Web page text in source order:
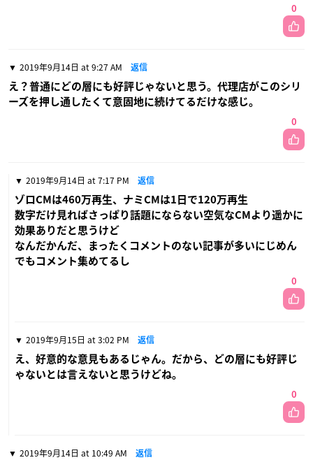
0
2019年9月14日 at 9:27 AM 返信
え？普通にどの層にも好評じゃないと思う。代理店がこのシリ
ーズを押し通したくて意固地に続けてるだけな感じ。
0
2019年9月14日 at 7:17 PM 返信
ゾロCMは460万再生、ナミCMは1日で120万再生
数字だけ見ればさっぱり話題にならない空気なCMより遥かに
効果ありだと思うけど
なんだかんだ、まったくコメントのない記事が多いにじめん
でもコメント集めてるし
0
2019年9月15日 at 3:02 PM 返信
え、好意的な意見もあるじゃん。だから、どの層にも好評じ
ゃないとは言えないと思うけどね。
0
2019年9月14日 at 10:49 AM 返信